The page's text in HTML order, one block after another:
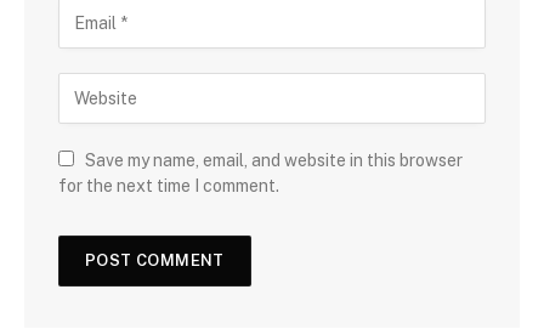
Save my name, email, and website in this browser
for the next time I comment.